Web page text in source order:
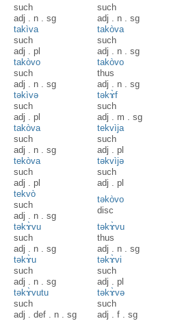
such
adj . n .sg
such
adj . n .sg
takìva
such
adj .pl
takòva
such
adj . n .sg
takòvo
such
adj . n .sg
takòvo
thus
adj . n .sg
təkìvə
such
adj .pl
təkɤ̀f
such
adj . m .sg
takòva
such
adj . n .sg
tekvìja
such
adj .pl
tekòva
such
adj .pl
təkvìjə
such
adj .pl
tekvò
such
adj . n .sg
təkòvo
disc
təkɤ̀vu
such
adj . n .sg
təkɤ̀vu
thus
adj . n .sg
təkɤ̀u
such
adj . n .sg
təkɤ̀vi
such
adj .pl
təkɤ̀vutu
such
adj .def . n .sg
təkɤ̀və
such
adj .f .sg